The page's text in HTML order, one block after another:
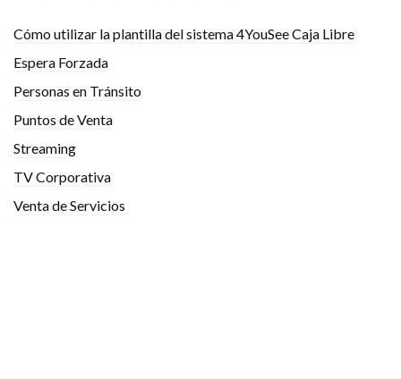
Cómo utilizar la plantilla del sistema 4YouSee Caja Libre
Espera Forzada
Personas en Tránsito
Puntos de Venta
Streaming
TV Corporativa
Venta de Servicios